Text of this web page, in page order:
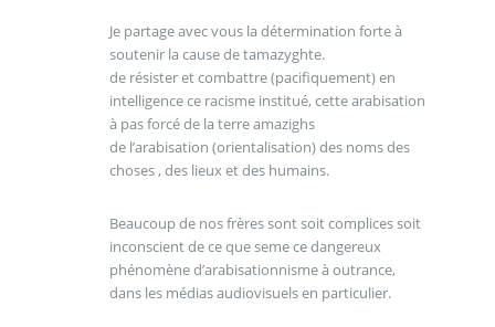
Je partage avec vous la détermination forte à
soutenir la cause de tamazyghte.
de résister et combattre (pacifiquement) en
intelligence ce racisme institué, cette arabisation
à pas forcé de la terre amazighs
de l’arabisation (orientalisation) des noms des
choses , des lieux et des humains.
Beaucoup de nos frères sont soit complices soit
inconscient de ce que seme ce dangereux
phénomène d’arabisationnisme à outrance,
dans les médias audiovisuels en particulier.